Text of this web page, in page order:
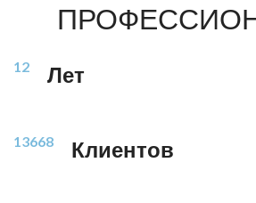
12 Лет
13668 Клиентов